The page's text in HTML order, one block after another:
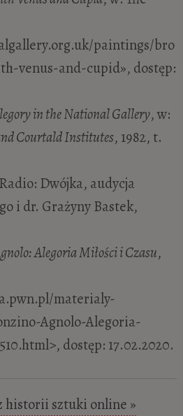
paintings/bro
venus-and-cupid», dostęp:
in the National Gallery, w:
Courtald Institutes, 1982, t.
Dwójka, audycja
i dr. Grażyny Bastek,
Alegoria Miłości i Czasu,
materialy-
Agnolo-Alegoria-
dostęp: 17.02.2020.
historii sztuki online »